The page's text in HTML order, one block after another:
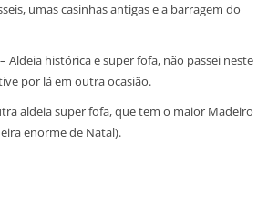
umas casinhas antigas e a barragem do
– Aldeia histórica e super fofa, não passei neste
por lá em outra ocasião.
aldeia super fofa, que tem o maior Madeiro
enorme de Natal).